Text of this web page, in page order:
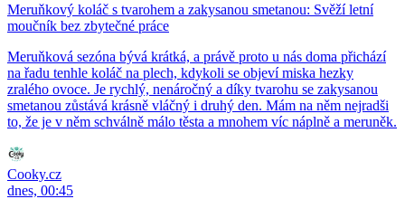
Meruňkový koláč s tvarohem a zakysanou smetanou: Svěží letní
moučník bez zbytečné práce
Meruňková sezóna bývá krátká, a právě proto u nás doma přichází
na řadu tenhle koláč na plech, kdykoli se objeví miska hezky
zralého ovoce. Je rychlý, nenáročný a díky tvarohu se zakysanou
smetanou zůstává krásně vláčný i druhý den. Mám na něm nejradši
to, že je v něm schválně málo těsta a mnohem víc náplně a meruněk.
Cooky.cz
dnes, 00:45